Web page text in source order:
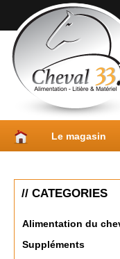
Le magasin
// CATEGORIES
Alimentation du
Suppléments